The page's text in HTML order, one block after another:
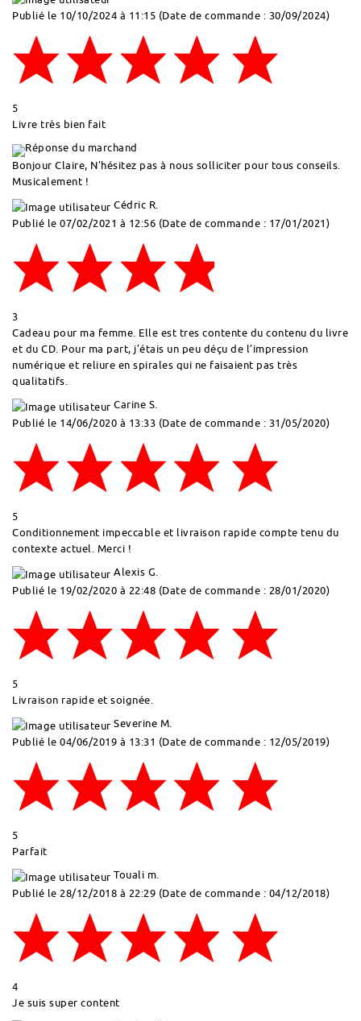
Publié le 10/10/2024 à 11:15 (Date de commande : 30/09/2024)
5
Livre très bien fait
Réponse du marchand
Bonjour Claire, N'hésitez pas à nous solliciter pour tous conseils.
Musicalement !
Cédric R.
Publié le 07/02/2021 à 12:56 (Date de commande : 17/01/2021)
3
Cadeau pour ma femme. Elle est tres contente du contenu du livre
et du CD. Pour ma part, j’étais un peu déçu de l’impression
numérique et reliure en spirales qui ne faisaient pas très
qualitatifs.
Carine S.
Publié le 14/06/2020 à 13:33 (Date de commande : 31/05/2020)
5
Conditionnement impeccable et livraison rapide compte tenu du
contexte actuel. Merci !
Alexis G.
Publié le 19/02/2020 à 22:48 (Date de commande : 28/01/2020)
5
Livraison rapide et soignée.
Severine M.
Publié le 04/06/2019 à 13:31 (Date de commande : 12/05/2019)
5
Parfait
Touali m.
Publié le 28/12/2018 à 22:29 (Date de commande : 04/12/2018)
4
Je suis super content